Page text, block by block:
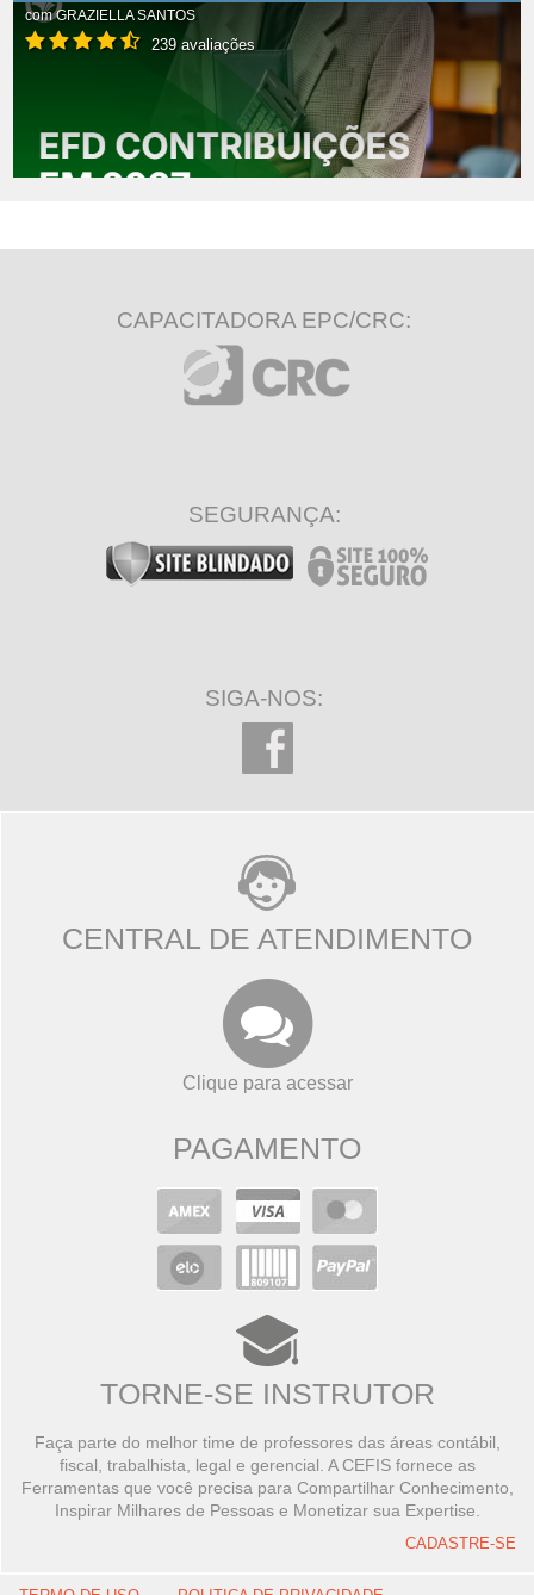
comGRAZIELLA SANTOS
239 avaliações
CAPACITADORA EPC/CRC:
SEGURANÇA:
SIGA-NOS:
CENTRAL DE ATENDIMENTO
Clique para acessar
PAGAMENTO
TORNE-SE INSTRUTOR
Faça parte do melhor time de professores das áreas contábil,
fiscal, trabalhista, legal e gerencial. A CEFIS fornece as
Ferramentas que você precisa para Compartilhar Conhecimento,
Inspirar Milhares de Pessoas e Monetizar sua Expertise.
CADASTRE-SE